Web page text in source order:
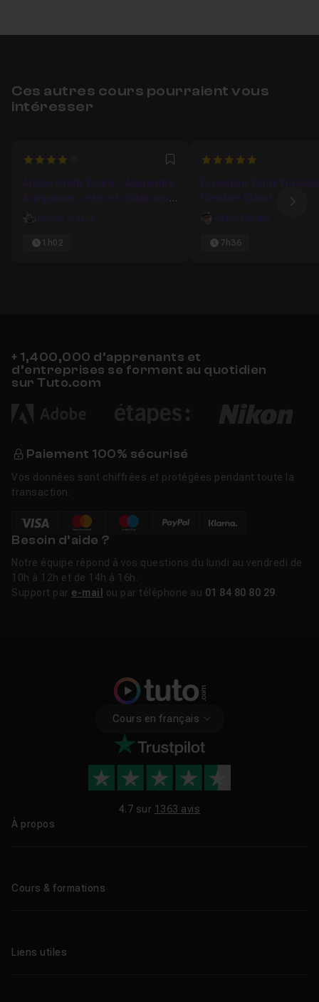
Ces autres cours pourraient vous
intéresser
4 Favori
Adobe Firefly Board – Apprendre
à organiser, créer et collaborer
avec l’IA
Olivier Krakus
1h02
5
Formation Toute l'IA
Creative Cloud
Gilles Pfeiffer
7h36
+ 1,400,000 d’apprenants et
d’entreprises se forment au quotidien
sur Tuto.com
Paiement 100% sécurisé
Vos données sont chiffrées et protégées pendant toute la
transaction.
Besoin d’aide ?
Notre équipe répond à vos questions du lundi au vendredi de
10h à 12h et de 14h à 16h.
Support par e-mail ou par téléphone au 01 84 80 80 29
Cours en français
4.7 sur 1363 avis
À propos
Cours & formations
Formations certifiantes
Liens utiles